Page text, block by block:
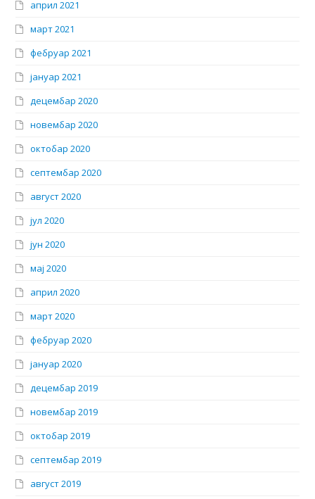
април 2021
март 2021
фебруар 2021
јануар 2021
децембар 2020
новембар 2020
октобар 2020
септембар 2020
август 2020
јул 2020
јун 2020
мај 2020
април 2020
март 2020
фебруар 2020
јануар 2020
децембар 2019
новембар 2019
октобар 2019
септембар 2019
август 2019